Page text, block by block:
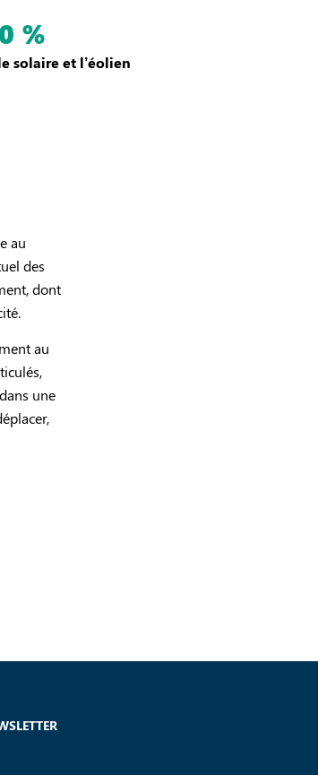
%
solaire et l’éolien
au
des
dont
au
une